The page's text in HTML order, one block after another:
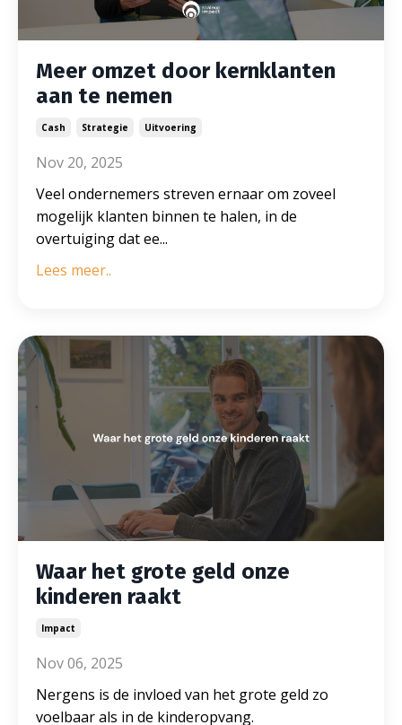
Meer omzet door kernklanten
aan te nemen
Cash Strategie Uitvoering
Nov 20, 2025
Veel ondernemers streven ernaar om zoveel
mogelijk klanten binnen te halen, in de
overtuiging dat ee...
Lees meer..
Waar het grote geld onze
kinderen raakt
Impact
Nov 06, 2025
Nergens is de invloed van het grote geld zo
voelbaar als in de kinderopvang.